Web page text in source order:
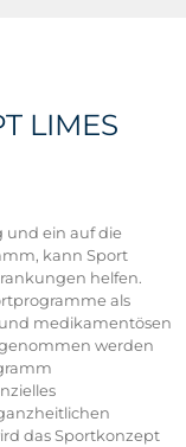
LIMES
und ein auf die
kann Sport
helfen.
als
medikamentösen
werden
das Sportkonzept